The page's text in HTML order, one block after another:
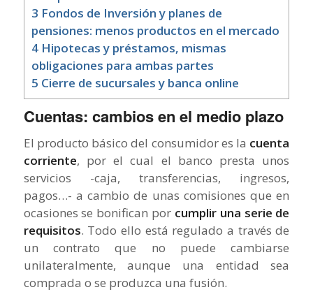
3 Fondos de Inversión y planes de
pensiones: menos productos en el mercado
4Hipotecas y préstamos, mismas
obligaciones para ambas partes
5 Cierre de sucursales y banca online
Cuentas: cambios en el medio plazo
El producto básico del consumidor es la cuenta
corriente, por el cual el banco presta unos
servicios -caja, transferencias, ingresos,
pagos…- a cambio de unas comisiones que en
ocasiones se bonifican por cumplir una serie de
requisitos. Todo ello está regulado a través de
un contrato que no puede cambiarse
unilateralmente, aunque una entidad sea
comprada o se produzca una fusión.